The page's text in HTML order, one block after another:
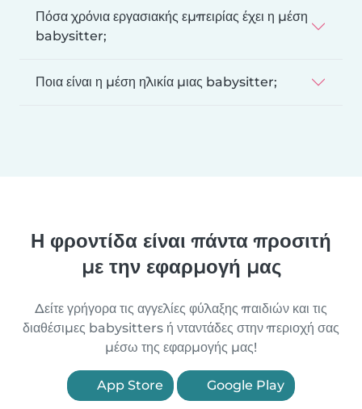
Πόσα χρόνια εργασιακής εμπειρίας έχει η μέση
babysitter;
Ποια είναι η μέση ηλικία μιας babysitter;
Η φροντίδα είναι πάντα προσιτή
με την εφαρμογή μας
Δείτε γρήγορα τις αγγελίες φύλαξης παιδιών και τις
διαθέσιμες babysitters ή νταντάδες στην περιοχή σας
μέσω της εφαρμογής μας!
App Store Google Play